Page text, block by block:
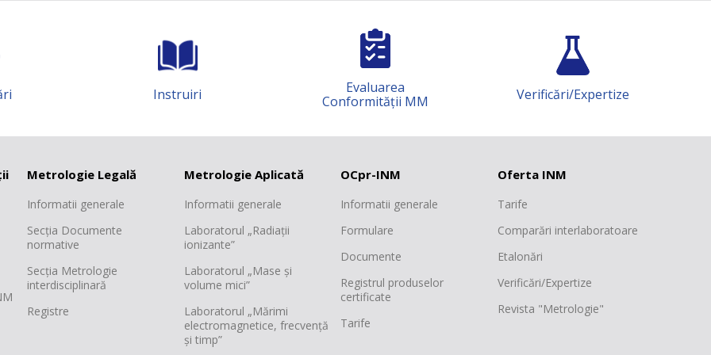
343,77
4.5.1 229,18
tensiune pentru evidenţa energiei
a mijloacelor de transport
515,66
11.1 114,59
transmise /recepţionate şi a
11.3.1; 11.3.2 687,54
Română
Instruiri
Evaluarea
Conformității MM
Verificări/Expertize
Metrologie Legală
Informatii generale
Secția Documente
normative
Secția Metrologie
interdisciplinară
Registre
Metrologie Aplicată
Informatii generale
Laboratorul „Radiații
ionizante”
Laboratorul „Mase și
volume mici”
Laboratorul „Mărimi
electromagnetice, frecvență
și timp”
OCpr-INM
Informatii generale
Formulare
Documente
Registrul produselor
certificate
Tarife
Oferta INM
Tarife
Comparări interlaboratoare
Etalonări
Verificări/Expertize
Revista "Metrologie"